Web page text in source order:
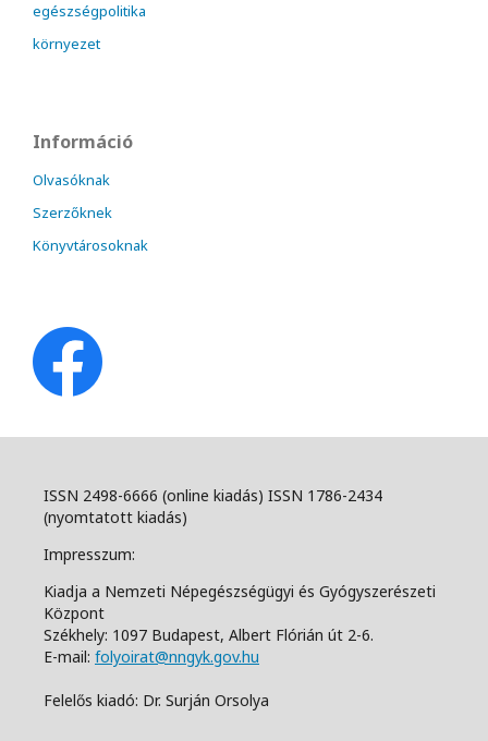
egészségpolitika
környezet
Információ
Olvasóknak
Szerzőknek
Könyvtárosoknak
ISSN 2498-6666 (online kiadás) ISSN 1786-2434
(nyomtatott kiadás)
Impresszum:
Kiadja a Nemzeti Népegészségügyi és Gyógyszerészeti
Központ
Székhely: 1097 Budapest, Albert Flórián út 2-6.
E-mail: folyoirat@nngyk.gov.hu
Felelős kiadó: Dr. Surján Orsolya